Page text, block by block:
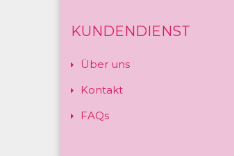
KUNDENDIENST
Über uns
Kontakt
FAQs